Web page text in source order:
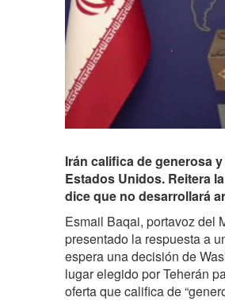
Irán califica de generosa
Estados Unidos. Reitera
dice que no desarrollará
Esmail Baqai, portavoz del
presentado la respuesta a
espera una decisión de
lugar elegido por Teherán
oferta que califica de